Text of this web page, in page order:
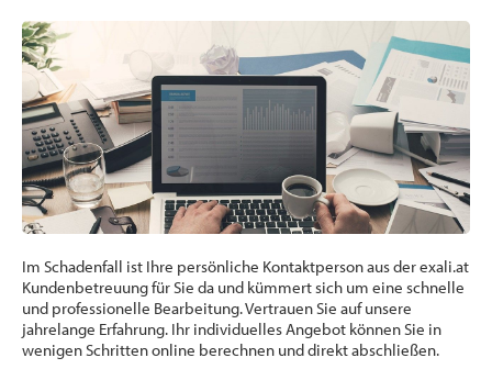
Im Schadenfall ist Ihre persönliche Kontaktperson aus der exali.at
Kundenbetreuung für Sie da und kümmert sich um eine schnelle
und professionelle Bearbeitung. Vertrauen Sie auf unsere
jahrelange Erfahrung. Ihr individuelles Angebot können Sie in
wenigen Schritten online berechnen und direkt abschließen.